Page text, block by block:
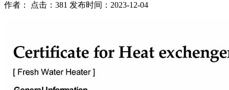
作者： 点击：381 发布时间：2023-12-04